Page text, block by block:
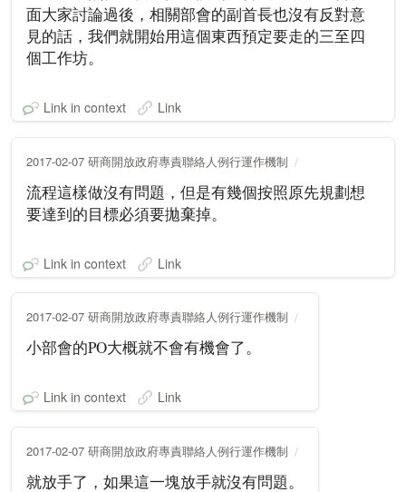
面大家討論過後，相關部會的副首長也沒有反對意
見的話，我們就開始用這個東西預定要走的三至四
個工作坊。
Link in context Link
2017-02-07 研商開放政府專責聯絡人例行運作機制
流程這樣做沒有問題，但是有幾個按照原先規劃想
要達到的目標必須要拋棄掉。
Link in context Link
2017-02-07 研商開放政府專責聯絡人例行運作機制
小部會的PO大概就不會有機會了。
Link in context Link
2017-02-07 研商開放政府專責聯絡人例行運作機制
就放手了，如果這一塊放手就沒有問題。